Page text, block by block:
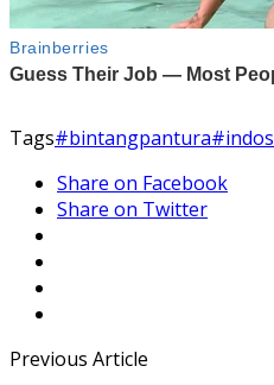
Tags#bintangpantura
Share on Facebook
Share on Twitter
Previous Article